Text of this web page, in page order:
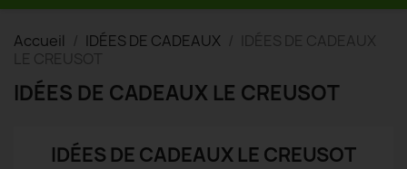
Accueil IDÉES DE CADEAUX
IDÉES DE CADEAUX
LE CREUSOT
IDÉES DE CADEAUX LE CREUSOT
IDÉES DE CADEAUX LE CREUSOT